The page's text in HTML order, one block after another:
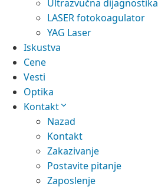
Ultrazvučna dijagnostika
LASER fotokoagulator
YAG Laser
Iskustva
Cene
Vesti
Optika
Kontakt
Nazad
Kontakt
Zakazivanje
Postavite pitanje
Zaposlenje